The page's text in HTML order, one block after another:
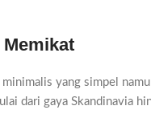
yang simpel
dari gaya Skandinavia